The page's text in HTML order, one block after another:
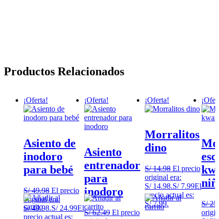
Productos Relacionados
¡Oferta!
Asiento de
inodoro
para bebé
S/49.98 El precio
original era:
S/ 49.98.S/24.99El
precio actual es:
¡Oferta!
Asiento
entrenador
para
inodoro
S/62.49 El precio
¡Oferta!
Morralitos
dino
S/14.98 El precio
original era:
S/ 14.98.S/7.99El
precio actual es:
S/ 7.99.
S/